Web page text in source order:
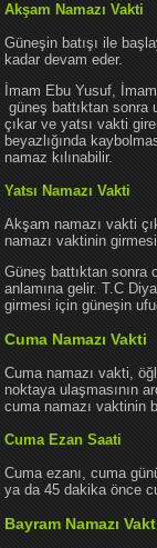
Akşam Namazı Vakti
Güneşin batışı ile
kadar devam eder.
İmam Ebu Yusuf,
güneş battıktan sonra
çıkar ve yatsı vakti
beyazlığında
namaz kılınabilir.
Yatsı Namazı Vakti
Akşam namazı vakti
namazı vaktinin
Güneş battıktan sonra
anlamına gelir. T.C
girmesi için güneşin
Cuma Namazı Vakti
Cuma namazı vakti,
noktaya ulaşmasının
cuma namazı vaktinin
Cuma Ezan Saati
Cuma ezanı, cuma
ya da 45 dakika önce
Bayram Namazı